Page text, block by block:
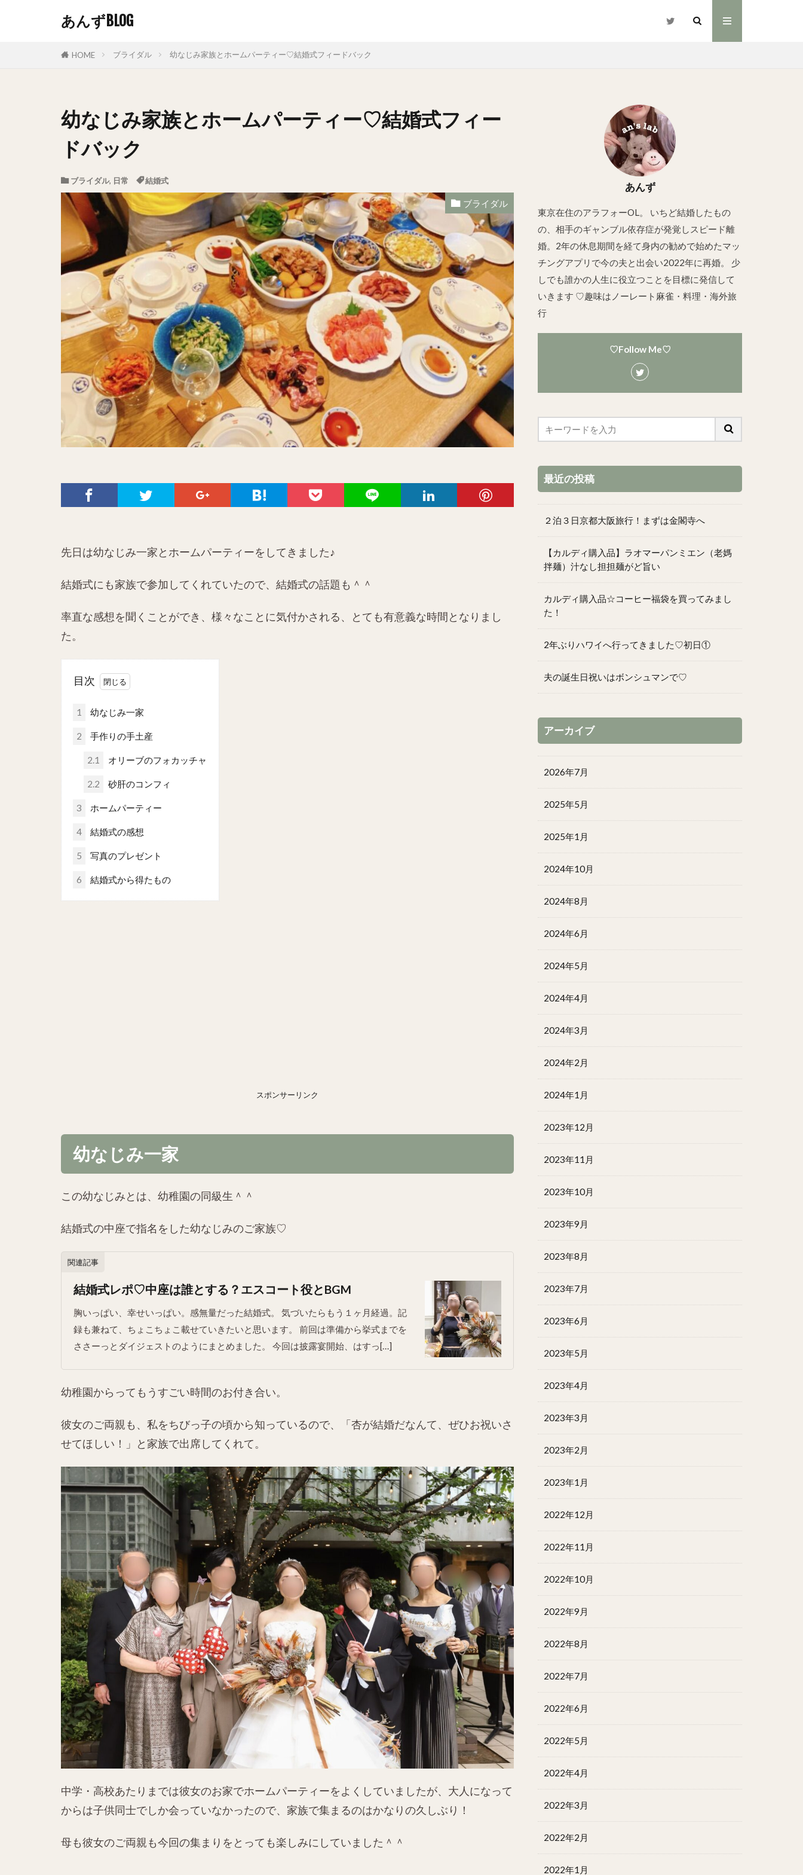
あんずBLOG
HOME ブライダル 幼なじみ家族とホームパーティー♡結婚式フィードバック
幼なじみ家族とホームパーティー♡結婚式フィー
ドバック
ブライダル, 日常 結婚式
ブライダル
先日は幼なじみ一家とホームパーティーをしてきました♪
結婚式にも家族で参加してくれていたので、結婚式の話題も＾＾
率直な感想を聞くことができ、様々なことに気付かされる、とても有意義な時間となりまし
た。
目次
1 幼なじみ一家
2 手作りの手土産
2.1 オリーブのフォカッチャ
2.2 砂肝のコンフィ
3 ホームパーティー
4 結婚式の感想
5 写真のプレゼント
6 結婚式から得たもの
スポンサーリンク
幼なじみ一家
この幼なじみとは、幼稚園の同級生＾＾
結婚式の中座で指名をした幼なじみのご家族♡
関連記事
結婚式レポ♡中座は誰とする？エスコート役とBGM
胸いっぱい、幸せいっぱい。感無量だった結婚式。 気づいたらもう１ヶ月経過。記
録も兼ねて、ちょこちょこ載せていきたいと思います。 前回は準備から挙式までを
ささーっとダイジェストのようにまとめました。 今回は披露宴開始、はすっ[…]
幼稚園からってもうすごい時間のお付き合い。
彼女のご両親も、私をちびっ子の頃から知っているので、「杏が結婚だなんて、ぜひお祝いさ
せてほしい！」と家族で出席してくれて。
中学・高校あたりまでは彼女のお家でホームパーティーをよくしていましたが、大人になって
からは子供同士でしか会っていなかったので、家族で集まるのはかなりの久しぶり！
母も彼女のご両親も今回の集まりをとっても楽しみにしていました＾＾
あんず
東京在住のアラフォーOL。 いちど結婚したもの
の、相手のギャンブル依存症が発覚しスピード離
婚。2年の休息期間を経て身内の勧めで始めたマッ
チングアプリで今の夫と出会い2022年に再婚。 少
しでも誰かの人生に役立つことを目標に発信して
いきます ♡趣味はノーレート麻雀・料理・海外旅
行
♡Follow Me♡
最近の投稿
２泊３日京都大阪旅行！まずは金閣寺へ
【カルディ購入品】ラオマーパンミエン（老媽
拌麺）汁なし担担麺がど旨い
カルディ購入品☆コーヒー福袋を買ってみまし
た！
2年ぶりハワイへ行ってきました♡初日①
夫の誕生日祝いはボンシュマンで♡
アーカイブ
2026年7月
2025年5月
2025年1月
2024年10月
2024年8月
2024年6月
2024年5月
2024年4月
2024年3月
2024年2月
2024年1月
2023年12月
2023年11月
2023年10月
2023年9月
2023年8月
2023年7月
2023年6月
2023年5月
2023年4月
2023年3月
2023年2月
2023年1月
2022年12月
2022年11月
2022年10月
2022年9月
2022年8月
2022年7月
2022年6月
2022年5月
2022年4月
2022年3月
2022年2月
2022年1月